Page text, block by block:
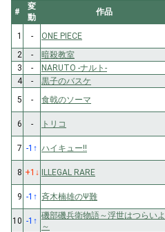
#
変
動
作品
1 - ONE PIECE
2
- 暗殺教室
3
- NARUTO -ナルト-
4
- 黒子のバスケ
5
- 食戟のソーマ
6
- トリコ
7 -1 ↑ ハイキュー!!
8 +1 ↓ ILLEGAL RARE
9 -1 ↑ 斉木楠雄のΨ難
10 -1 ↑
磯部磯兵衛物語～浮世はつらいよ
～